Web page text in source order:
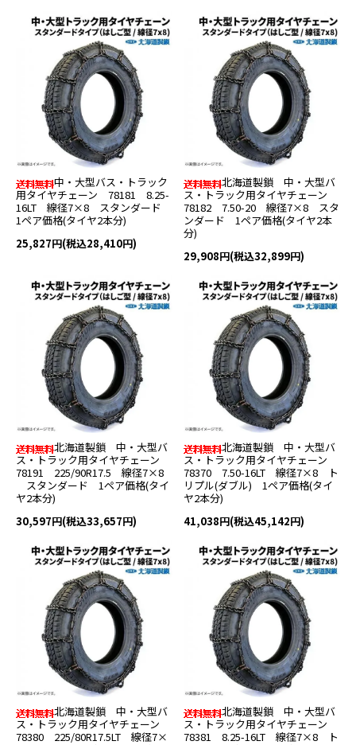
中・大型バス・トラック
用タイヤチェーン 78181 8.25-
16LT 線径7×8 スタンダード
1ペア価格(タイヤ2本分)
25,827円(税込28,410円)
北海道製鎖 中・大型バ
ス・トラック用タイヤチェーン
78182 7.50-20 線径7×8 スタ
ンダード 1ペア価格(タイヤ2本
分)
29,908円(税込32,899円)
北海道製鎖 中・大型バ
ス・トラック用タイヤチェーン
78191 225/90R17.5 線径7×8
スタンダード 1ペア価格(タイ
ヤ2本分)
30,597円(税込33,657円)
北海道製鎖 中・大型バ
ス・トラック用タイヤチェーン
78370 7.50-16LT 線径7×8 ト
リプル(ダブル) 1ペア価格(タイ
ヤ2本分)
41,038円(税込45,142円)
北海道製鎖 中・大型バ
ス・トラック用タイヤチェーン
78380 225/80R17.5LT 線径7×
北海道製鎖 中・大型バ
ス・トラック用タイヤチェーン
78381 8.25-16LT 線径7×8 ト